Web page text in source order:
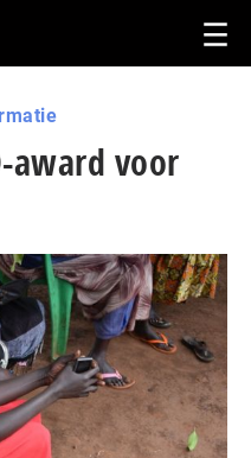
award voor